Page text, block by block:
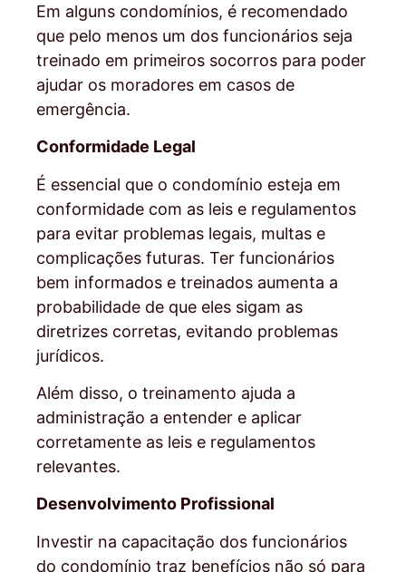
Em alguns condomínios, é recomendado
que pelo menos um dos funcionários seja
treinado em primeiros socorros para poder
ajudar os moradores em casos de
emergência.
Conformidade Legal
É essencial que o condomínio esteja em
conformidade com as leis e regulamentos
para evitar problemas legais, multas e
complicações futuras. Ter funcionários
bem informados e treinados aumenta a
probabilidade de que eles sigam as
diretrizes corretas, evitando problemas
jurídicos.
Além disso, o treinamento ajuda a
administração a entender e aplicar
corretamente as leis e regulamentos
relevantes.
Desenvolvimento Profissional
Investir na capacitação dos funcionários
do condomínio traz benefícios não só para